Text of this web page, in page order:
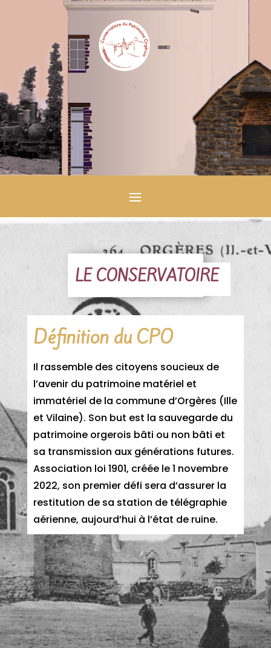
LE CONSERVATOIRE
Définition du CPO
Il rassemble des citoyens soucieux de
l’avenir du patrimoine matériel et
immatériel de la commune d’Orgères (Ille
et Vilaine). Son but est la sauvegarde du
patrimoine orgerois bâti ou non bâti et
sa transmission aux générations futures.
Association loi 1901, créée le 1 novembre
2022, son premier défi sera d’assurer la
restitution de sa station de télégraphie
aérienne, aujourd’hui à l’état de ruine.